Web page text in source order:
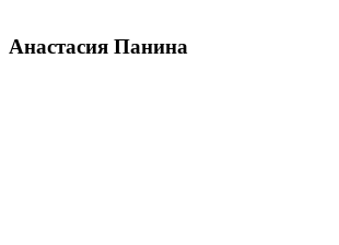
Анастасия Панина